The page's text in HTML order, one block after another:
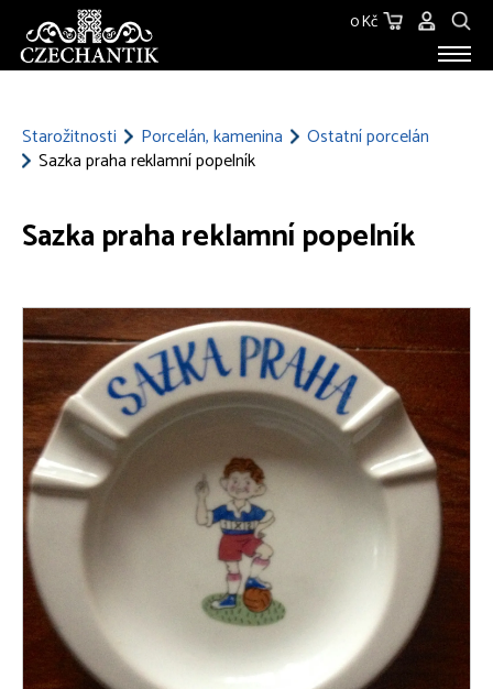
0 Kč
O NÁS
Starožitnosti Porcelán, kamenina
Ostatní porcelán
Sazka praha reklamní popelník
Sazka praha reklamní popelník